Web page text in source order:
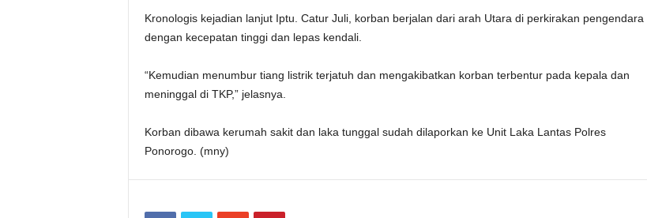
Kronologis kejadian lanjut Iptu. Catur Juli, korban berjalan dari arah Utara di perkirakan pengendara
dengan kecepatan tinggi dan lepas kendali.
“Kemudian menumbur tiang listrik terjatuh dan mengakibatkan korban terbentur pada kepala dan
meninggal di TKP,” jelasnya.
Korban dibawa kerumah sakit dan laka tunggal sudah dilaporkan ke Unit Laka Lantas Polres
Ponorogo. (mny)